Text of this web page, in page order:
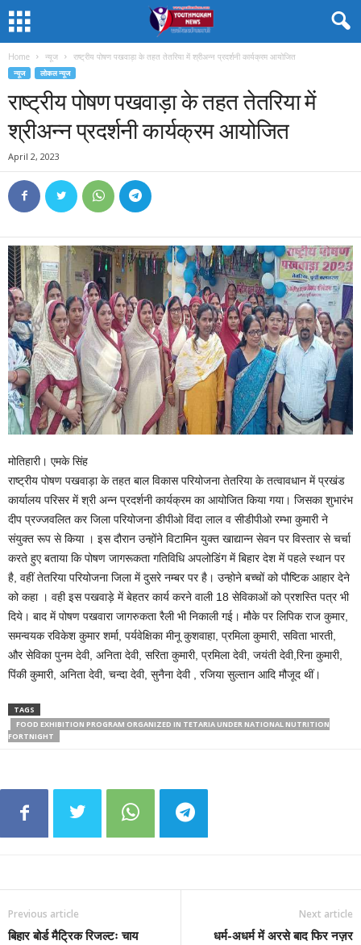
Home न्यूज राष्ट्रीय पोषण पखवाड़ा के तहत तेतरिया में श्रीअन्न प्रदर्शनी कार्यक्रम आयोजित
न्यूज लोकल न्यूज
राष्ट्रीय पोषण पखवाड़ा के तहत तेतरिया में
श्रीअन्न प्रदर्शनी कार्यक्रम आयोजित
April 2, 2023
मोतिहारी। एमके सिंह
राष्ट्रीय पोषण पखवाड़ा के तहत बाल विकास परियोजना तेतरिया के तत्वावधान में प्रखंड
कार्यालय परिसर में श्री अन्न प्रदर्शनी कार्यक्रम का आयोजित किया गया। जिसका शुभारंभ
दीप प्रज्जवलित कर जिला परियोजना डीपीओ विंदा लाल व सीडीपीओ रम्भा कुमारी ने
संयुक्त रूप से किया ‌। इस दौरान उन्होंने विटामिन युक्त ‌खाद्यान्न सेवन पर विस्तार से चर्चा
करते हुए बताया कि पोषण जागरूकता गतिविधि अपलोडिंग में बिहार देश में पहले स्थान पर
है, वहीं तेतरिया परियोजना जिला में दुसरे नम्बर पर है। ‌उन्होने बच्चों को पौष्टिक आहार देने
को कहा । वही इस पखवाड़े में बेहतर कार्य करने वाली 18 सेविकाओं को प्रशस्ति पत्र भी
दिये। बाद में पोषण पखवारा जागरुकता रैली भी निकाली गई। मौके पर लिपिक राज कुमार,
समन्वयक रविकेश कुमार शर्मा, पर्यवेक्षिका मीनू कुशवाहा, प्रमिला कुमारी, सविता भारती,
और सेविका पुनम देवी, अनिता देवी, सरिता कुमारी, प्रमिला देवी, जयंती देवी,रिना कुमारी,
पिंकी कुमारी, अनिता देवी, चन्दा देवी, सुनैना देवी , रजिया सुल्तान आदि मौजूद थीं।
TAGS
FOOD EXHIBITION PROGRAM ORGANIZED IN TETARIA UNDER NATIONAL NUTRITION
FORTNIGHT
Previous article
बिहार बोर्ड मैट्रिक रिजल्टः चाय
Next article
धर्म-अधर्म में अरसे बाद फिर नज़र